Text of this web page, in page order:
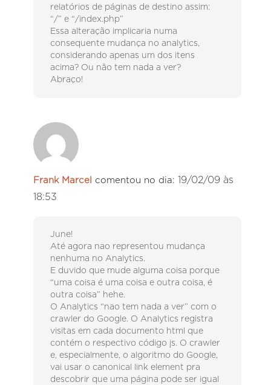
relatórios de páginas de destino assim:
“/” e “/index.php”
Essa alteração implicaria numa
consequente mudança no analytics,
considerando apenas um dos itens
acima? Ou não tem nada a ver?
Abraço!
Frank Marcel comentou no dia: 19/02/09 às
18:53
June!
Até agora nao representou mudança
nenhuma no Analytics.
E duvido que mude alguma coisa porque
“uma coisa é uma coisa e outra coisa, é
outra coisa” hehe.
O Analytics “nao tem nada a ver” com o
crawler do Google. O Analytics registra
visitas em cada documento html que
contém o respectivo código js. O crawler
e, especialmente, o algoritmo do Google,
vai usar o canonical link element pra
descobrir que uma página pode ser igual